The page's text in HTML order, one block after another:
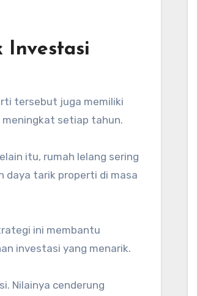
Investasi
tersebut juga memiliki
setiap tahun.
itu, rumah lelang sering
daya tarik properti di masa
ini membantu
investasi yang menarik.
Nilainya cenderung